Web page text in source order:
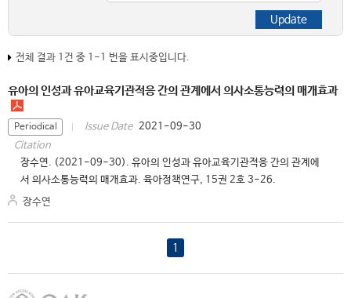
전체 결과 1건 중 1-1 번을 표시중입니다.
유아의 인성과 유아교육기관적응 간의 관계에서 의사소통능력의 매개효과
Periodical Issue Date 2021-09-30
Citation
장수연. (2021-09-30). 유아의 인성과 유아교육기관적응 간의 관계에
서 의사소통능력의 매개효과. 육아정책연구, 15권 2호 3-26.
장수연
1